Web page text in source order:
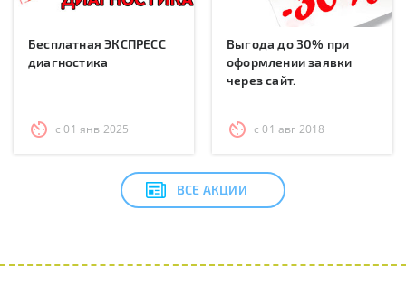
Бесплатная ЭКСПРЕСС
диагностика
с 01 янв 2025
Выгода до 30% при
оформлении заявки
через сайт.
с 01 авг 2018
ВСЕ АКЦИИ